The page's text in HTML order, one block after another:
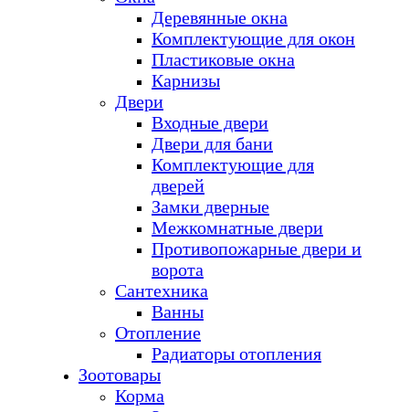
Деревянные окна
Комплектующие для окон
Пластиковые окна
Карнизы
Двери
Входные двери
Двери для бани
Комплектующие для
дверей
Замки дверные
Межкомнатные двери
Противопожарные двери и
ворота
Сантехника
Ванны
Отопление
Радиаторы отопления
Зоотовары
Корма